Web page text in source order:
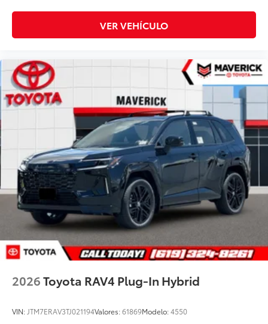
VER VEHÍCULO
2026Toyota RAV4 Plug-In Hybrid
VIN: JTM7ERAV3TJ021194Valores:61869Modelo:4550